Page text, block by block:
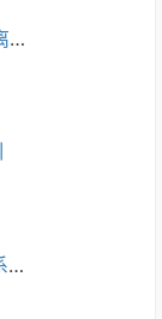
SpringBoot 和 Vue.js 实现前后端分离的微人事系统培训
Shiro 与 Spring Boot 实现权限管理系统培训